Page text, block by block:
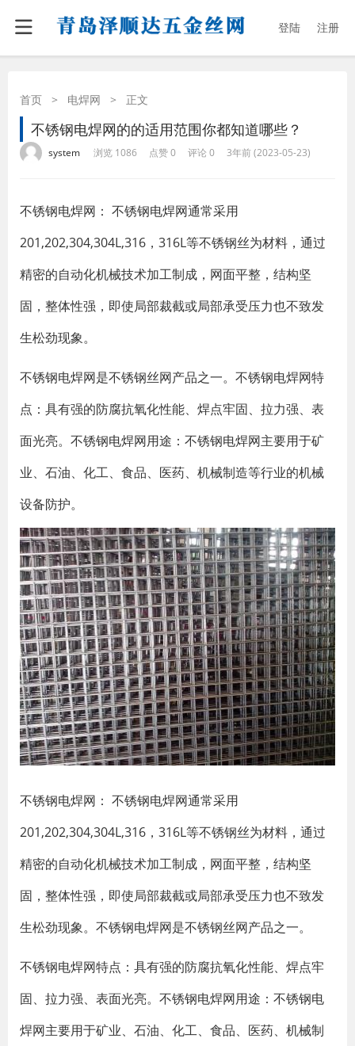
登陆 注册
首页 > 电焊网 > 正文
不锈钢电焊网的的适用范围你都知道哪些？
system 浏览 1086 点赞 0 评论 0 3年前 (2023-05-23)
不锈钢电焊网： 不锈钢电焊网通常采用
201,202,304,304L,316，316L等不锈钢丝为材料，通过
精密的自动化机械技术加工制成，网面平整，结构坚
固，整体性强，即使局部裁截或局部承受压力也不致发
生松劲现象。
不锈钢电焊网是不锈钢丝网产品之一。不锈钢电焊网特
点：具有强的防腐抗氧化性能、焊点牢固、拉力强、表
面光亮。不锈钢电焊网用途：不锈钢电焊网主要用于矿
业、石油、化工、食品、医药、机械制造等行业的机械
设备防护。
不锈钢电焊网： 不锈钢电焊网通常采用
201,202,304,304L,316，316L等不锈钢丝为材料，通过
精密的自动化机械技术加工制成，网面平整，结构坚
固，整体性强，即使局部裁截或局部承受压力也不致发
生松劲现象。不锈钢电焊网是不锈钢丝网产品之一。
不锈钢电焊网特点：具有强的防腐抗氧化性能、焊点牢
固、拉力强、表面光亮。不锈钢电焊网用途：不锈钢电
焊网主要用于矿业、石油、化工、食品、医药、机械制